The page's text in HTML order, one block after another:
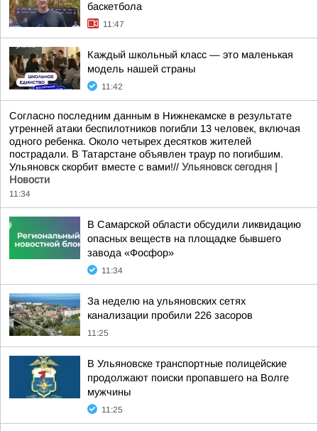
баскетбола
11:47
Каждый школьный класс — это маленькая
модель нашей страны
11:42
Согласно последним данным в Нижнекамске в результате
утренней атаки беспилотников погибли 13 человек, включая
одного ребенка. Около четырех десятков жителей
пострадали. В Татарстане объявлен траур по погибшим.
Ульяновск скорбит вместе с вами!// Ульяновск сегодня |
Новости
11:34
В Самарской области обсудили ликвидацию
опасных веществ на площадке бывшего
завода «Фосфор»
11:34
За неделю на ульяновских сетях
канализации пробили 226 засоров
11:25
В Ульяновске транспортные полицейские
продолжают поиски пропавшего на Волге
мужчины
11:25